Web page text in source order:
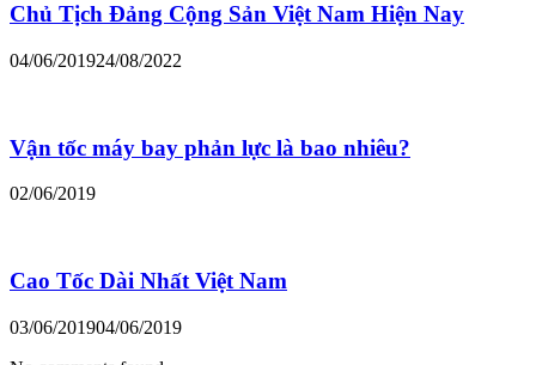
Chủ Tịch Đảng Cộng Sản Việt Nam Hiện Nay
04/06/201924/08/2022
Vận tốc máy bay phản lực là bao nhiêu?
02/06/2019
Cao Tốc Dài Nhất Việt Nam
03/06/201904/06/2019